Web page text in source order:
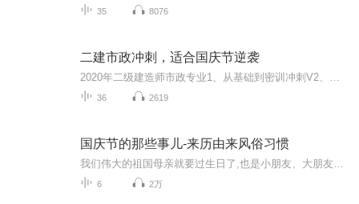
35 8076
二建市政冲刺，适合国庆节逆袭
36 2619
国庆节的那些事儿-来历由来风俗习惯
6 2万